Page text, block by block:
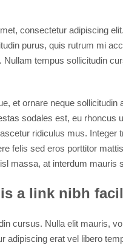
consectetur adipiscing
purus, quis rutrum mi
Nullam tempus sollicitudin
et ornare neque
sodales est, eu rhoncus
ridiculus mus. Integer
felis sed eros porttitor
massa, at interdum mauris
a link nibh
cursus. Nulla elit mauris,
adipiscing erat vel libero